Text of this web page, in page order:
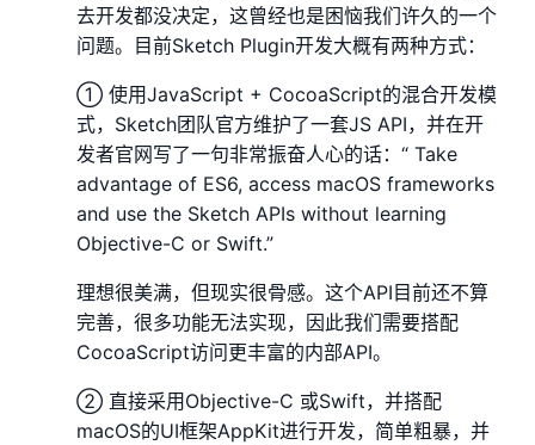
去开发都没决定，这曾经也是困恼我们许久的一个
问题。目前Sketch Plugin开发大概有两种方式：
① 使用JavaScript + CocoaScript的混合开发模
式，Sketch团队官方维护了一套JS API，并在开
发者官网写了一句非常振奋人心的话：“ Take
advantage of ES6, access macOS frameworks
and use the Sketch APIs without learning
Objective-C or Swift.”
理想很美满，但现实很骨感。这个API目前还不算
完善，很多功能无法实现，因此我们需要搭配
CocoaScript访问更丰富的内部API。
② 直接采用Objective-C 或Swift，并搭配
macOS的UI框架AppKit进行开发，简单粗暴，并